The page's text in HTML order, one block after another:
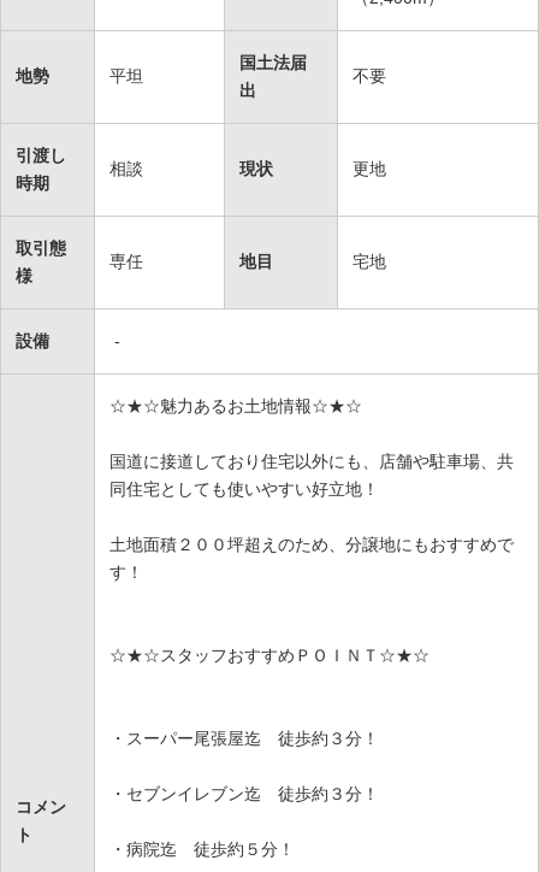
地勢 平坦
国土法届
出
不要
引渡し
時期
相談 現状 更地
取引態
様
専任 地目 宅地
設備 -
コメン
ト
☆★☆魅力あるお土地情報☆★☆
国道に接道しており住宅以外にも、店舗や駐車場、共
同住宅としても使いやすい好立地！
土地面積２００坪超えのため、分譲地にもおすすめで
す！
☆★☆スタッフおすすめＰＯＩＮＴ☆★☆
・スーパー尾張屋迄 徒歩約３分！
・セブンイレブン迄 徒歩約３分！
・病院迄 徒歩約５分！